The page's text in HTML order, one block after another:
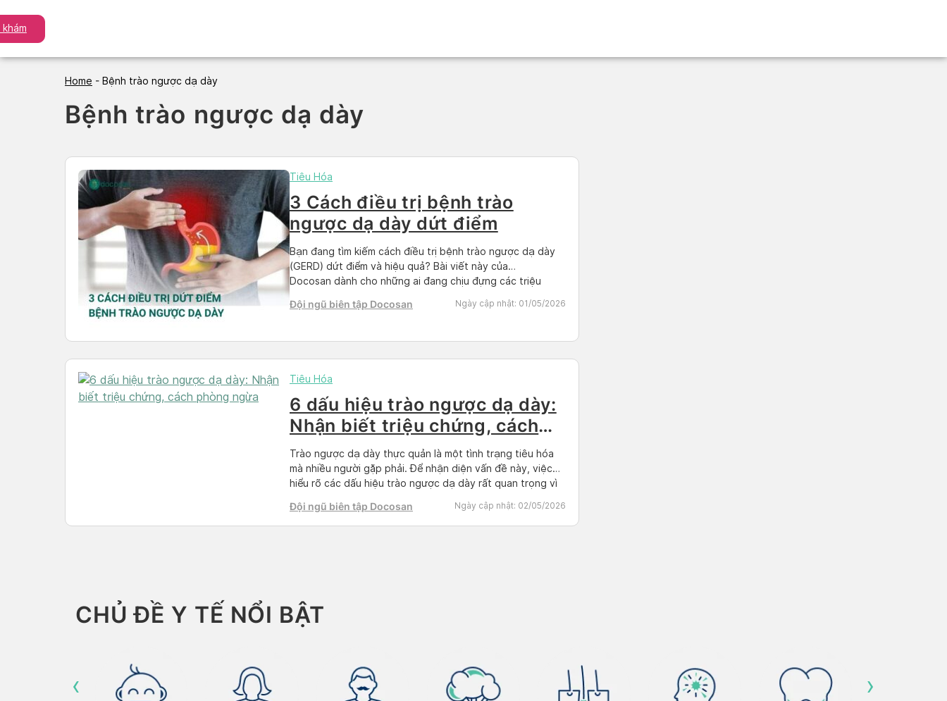
to
content
Home - Bệnh trào ngược dạ dày
Bệnh trào ngược dạ dày
Tiêu Hóa
3 Cách điều trị bệnh trào
ngược dạ dày dứt điểm
Bạn đang tìm kiếm cách điều trị bệnh trào ngược dạ dày
(GERD) dứt điểm và hiệu quả? Bài viết này của
Docosan dành cho những ai đang chịu đựng các triệu
pháp từ thay đổi lối sống tại nhà đến can thiệp y tế […]
Đội ngũ biên tập Docosan Ngày cập nhật: 01/05/2026
Tiêu Hóa
6 dấu hiệu trào ngược dạ dày:
Nhận biết triệu chứng, cách
phòng ngừa
Trào ngược dạ dày thực quản là một tình trạng tiêu hóa
mà nhiều người gặp phải. Để nhận diện vấn đề này, việc
hiểu rõ các dấu hiệu trào ngược dạ dày rất quan trọng vì
lượng cuộc sống chúng ta. Hãy […]
Đội ngũ biên tập Docosan Ngày cập nhật: 02/05/2026
CHỦ ĐỀ Y TẾ NỔI BẬT
‹ ›